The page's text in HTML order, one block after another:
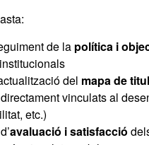
de la política i
del mapa de
vinculats al
etc.)
avaluació i satisfacció